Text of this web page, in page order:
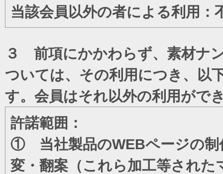
当該会員以外の者による利用：
３ 前項にかかわらず、素材ナ
ついては、その利用につき、以
す。会員はそれ以外の利用がで
許諾範囲：
① 当社製品のWEBページの制
変・翻案（これら加工等され